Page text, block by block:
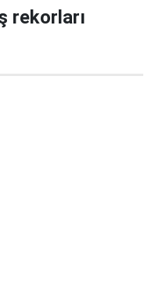
rekorları